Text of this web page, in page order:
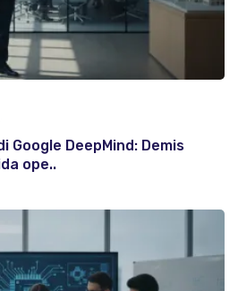
DeepMind: Demis
ope..